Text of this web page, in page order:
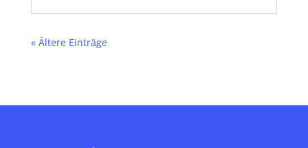
« Ältere Einträge